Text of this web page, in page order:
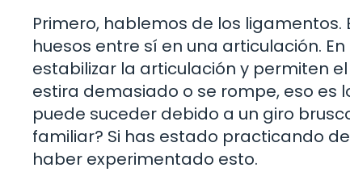
Primero, hablemos de los
huesos entre sí en una articulación.
estabilizar la articulación y permiten
estira demasiado o se rompe, eso es
puede suceder debido a un giro
familiar? Si has estado practicando
haber experimentado esto.